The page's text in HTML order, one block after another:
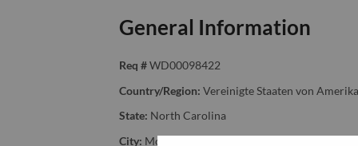
General Information
Req # WD00098422
Country/Region: Vereinigte Staaten von Amerika
State: North Carolina
City: Morrisville